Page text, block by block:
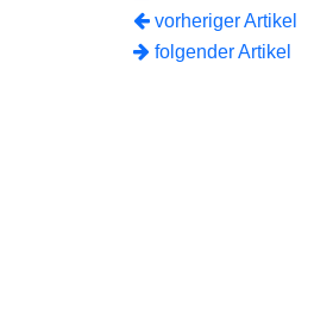
vorheriger Artikel
folgender Artikel